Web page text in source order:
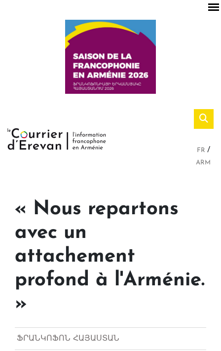
FR
ARM
« Nous repartons
avec un
attachement
profond à l'Arménie.
»
ՖՐԱՆԿՈՖՈՆ ՀԱՅԱՍՏԱՆ